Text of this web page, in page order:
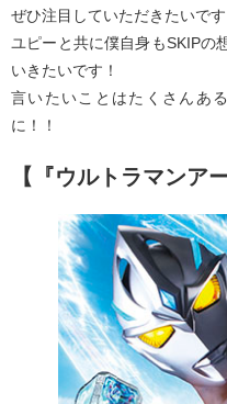
ぜひ注目していただきたいです
ユピーと共に僕自身もSKIPの
いきたいです！
言いたいことはたくさんあ
に！！
【『ウルトラマンア